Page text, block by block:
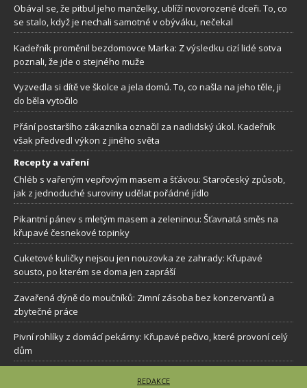
Obával se, že pitbul jeho manželky, ublíží novorozené dceři. To, co
se stalo, když je nechali samotné v obýváku, nečekal
Kadeřník proměnil bezdomovce Marka: Z výsledku cizí lidé sotva
poznali, že jde o stejného muže
Vyzvedla si dítě ve školce a jela domů. To, co našla na jeho těle, ji
do běla vytočilo
Přání postaršího zákazníka označil za nadlidský úkol. Kadeřník
však předvedl výkon z jiného světa
Recepty a vaření
Chléb s vařeným vepřovým masem a šťávou: Staročeský způsob,
jak z jednoduché suroviny udělat pořádné jídlo
Pikantní pánev s mletým masem a zeleninou: Šťavnatá směs na
křupavé česnekové topinky
Cuketové kuličky nejsou jen nouzovka ze zahrady: Křupavé
sousto, po kterém se doma jen zapráší
Zavařená dýně do moučníků: Zimní zásoba bez konzervantů a
zbytečné práce
Pivní rohlíky z domácí pekárny: Křupavé pečivo, které provoní celý
dům
REDAKCE